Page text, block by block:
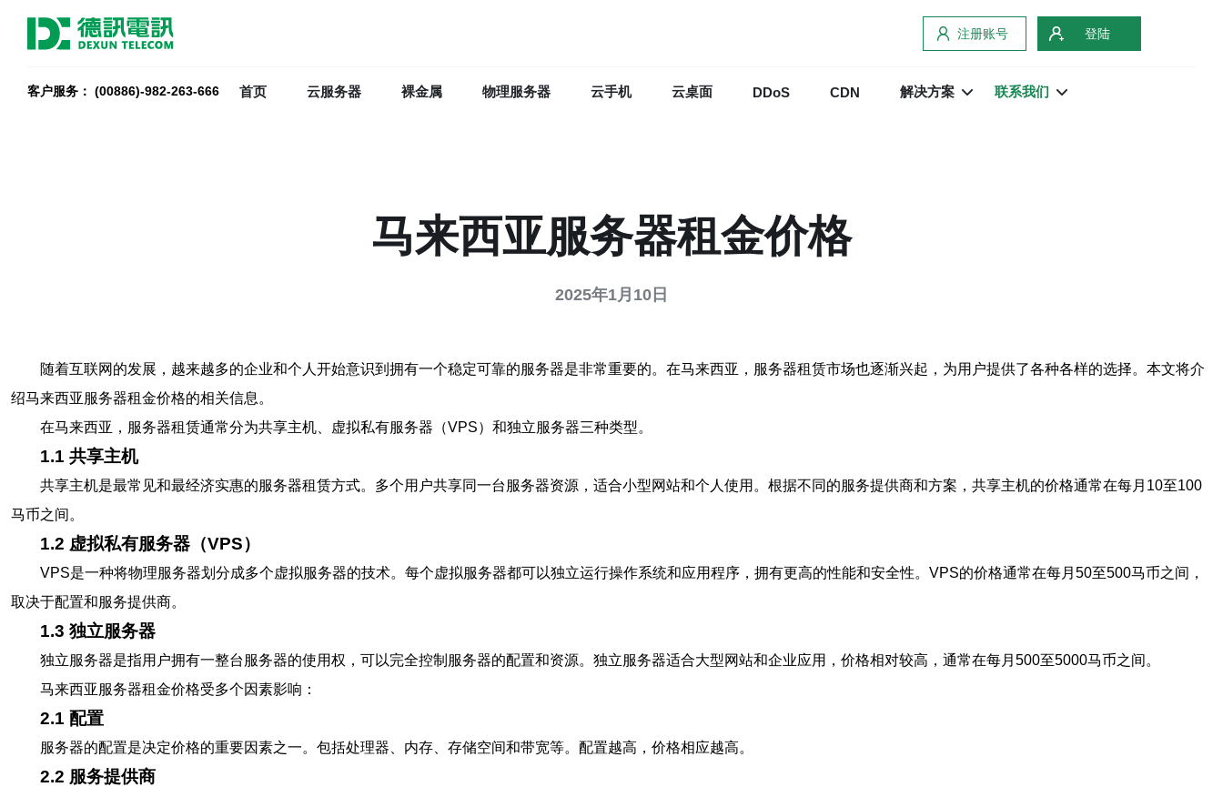
注册账号 登陆
客户服务： (00886)-982-263-666 首页 云服务器 裸金属 物理服务器 云手机 云桌面 DDoS CDN 解决方案 联系我们
马来西亚服务器租金价格
2025年1月10日
随着互联网的发展，越来越多的企业和个人开始意识到拥有一个稳定可靠的服务器是非常重要的。在马来西亚，服务器租赁市场也逐渐兴起，为用户提供了各种各样的选择。本文将介
绍马来西亚服务器租金价格的相关信息。
在马来西亚，服务器租赁通常分为共享主机、虚拟私有服务器（VPS）和独立服务器三种类型。
1.1 共享主机
共享主机是最常见和最经济实惠的服务器租赁方式。多个用户共享同一台服务器资源，适合小型网站和个人使用。根据不同的服务提供商和方案，共享主机的价格通常在每月10至100
马币之间。
1.2 虚拟私有服务器（VPS）
VPS是一种将物理服务器划分成多个虚拟服务器的技术。每个虚拟服务器都可以独立运行操作系统和应用程序，拥有更高的性能和安全性。VPS的价格通常在每月50至500马币之间，
取决于配置和服务提供商。
1.3 独立服务器
独立服务器是指用户拥有一整台服务器的使用权，可以完全控制服务器的配置和资源。独立服务器适合大型网站和企业应用，价格相对较高，通常在每月500至5000马币之间。
马来西亚服务器租金价格受多个因素影响：
2.1 配置
服务器的配置是决定价格的重要因素之一。包括处理器、内存、存储空间和带宽等。配置越高，价格相应越高。
2.2 服务提供商